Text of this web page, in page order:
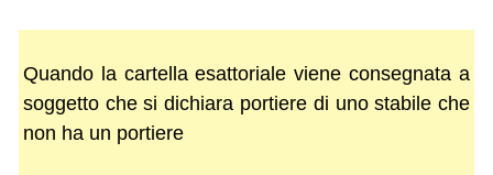
Quando la cartella esattoriale viene consegnata a
soggetto che si dichiara portiere di uno stabile che
non ha un portiere